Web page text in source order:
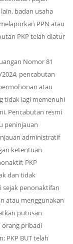
badan usaha
PPN atau
PKP telah diatur
Nomor 81
2024, pencabutan
atau
tidak lagi memenuhi
Pencabutan resmi
peninjauan
administratif
ketentuan
PKP
dan tidak
sejak penonaktifan
atau menggunakan
putusan
orang pribadi
PKP BUT telah